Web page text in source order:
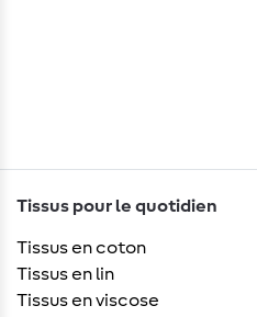
Tissus pour le quotidien
Tissus en coton
Tissus en lin
Tissus en viscose